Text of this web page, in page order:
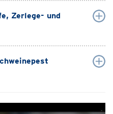
Zerlege- und